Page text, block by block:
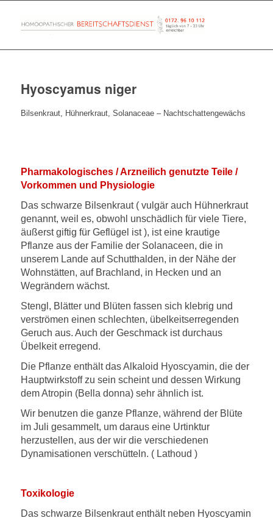
Hyoscyamus niger
Bilsenkraut, Hühnerkraut, Solanaceae – Nachtschattengewächs
Pharmakologisches / Arzneilich genutzte Teile /
Vorkommen und Physiologie
Das schwarze Bilsenkraut ( vulgär auch Hühnerkraut
genannt, weil es, obwohl unschädlich für viele Tiere,
äußerst giftig für Geflügel ist ), ist eine krautige
Pflanze aus der Familie der Solanaceen, die in
unserem Lande auf Schutthalden, in der Nähe der
Wohnstätten, auf Brachland, in Hecken und an
Wegrändern wächst.
Stengl, Blätter und Blüten fassen sich klebrig und
verströmen einen schlechten, übelkeitserregenden
Geruch aus. Auch der Geschmack ist durchaus
Übelkeit erregend.
Die Pflanze enthält das Alkaloid Hyoscyamin, die der
Hauptwirkstoff zu sein scheint und dessen Wirkung
dem Atropin (Bella donna) sehr ähnlich ist.
Wir benutzen die ganze Pflanze, während der Blüte
im Juli gesammelt, um daraus eine Urtinktur
herzustellen, aus der wir die verschiedenen
Dynamisationen verschütteln. ( Lathoud )
Toxikologie
Das schwarze Bilsenkraut enthält neben Hyoscyamin